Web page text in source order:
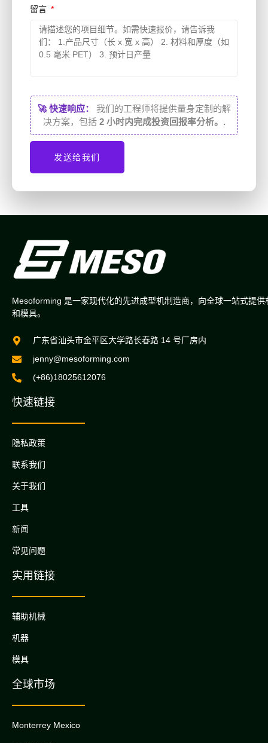
留言
🚀 快速响应：
我们的工程师将提供量身定制的解
决方案，包括 2 小时内完成投资回报率分析。.
发送给我们
Mesoforming 是一家现代化的先进成型机制造商，向全球一站式提供
和模具。
广东省汕头市金平区大学路长春路 14 号厂房内
jenny@mesoforming.com
(+86)18025612076
快速链接
隐私政策
联系我们
关于我们
工具
新闻
常见问题
实用链接
辅助机械
机器
模具
全球市场
Monterrey Mexico